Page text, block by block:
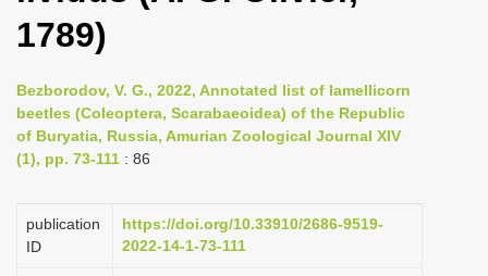
v
i
t
i
1789)
Bezborodov, V. G., 2022, Annotated list of lamellicorn
beetles (Coleoptera, Scarabaeoidea) of the Republic
of Buryatia, Russia, Amurian Zoological Journal XIV
(1), pp. 73-111 : 86
publication
ID
https://doi.org/10.33910/2686-9519-
2022-14-1-73-111